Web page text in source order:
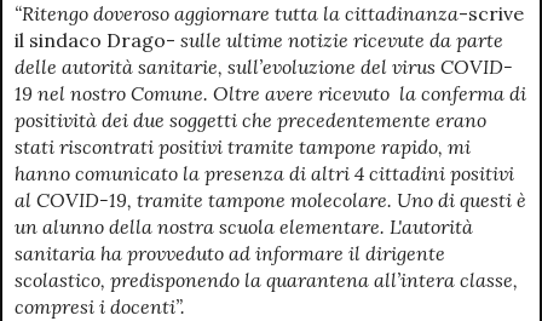
“Ritengo doveroso aggiornare tutta la cittadinanza-scrive
il sindaco Drago- sulle ultime notizie ricevute da parte
delle autorità sanitarie, sull’evoluzione del virus COVID-
19 nel nostro Comune. Oltre avere ricevuto la conferma di
positività dei due soggetti che precedentemente erano
stati riscontrati positivi tramite tampone rapido, mi
hanno comunicato la presenza di altri 4 cittadini positivi
al COVID-19, tramite tampone molecolare. Uno di questi è
un alunno della nostra scuola elementare. L'autorità
sanitaria ha provveduto ad informare il dirigente
scolastico, predisponendo la quarantena all’intera classe,
compresi i docenti”.